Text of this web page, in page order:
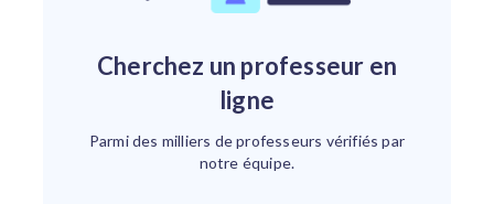
Cherchez un professeur en
ligne
Parmi des milliers de professeurs vérifiés par
notre équipe.